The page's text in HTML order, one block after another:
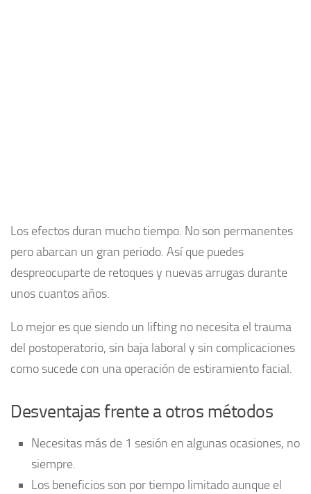
Los efectos duran mucho tiempo. No son permanentes
pero abarcan un gran periodo. Así que puedes
despreocuparte de retoques y nuevas arrugas durante
unos cuantos años.
Lo mejor es que siendo un lifting no necesita el trauma
del postoperatorio, sin baja laboral y sin complicaciones
como sucede con una operación de estiramiento facial.
Desventajas frente a otros métodos
Necesitas más de 1 sesión en algunas ocasiones, no
siempre.
Los beneficios son por tiempo limitado aunque el